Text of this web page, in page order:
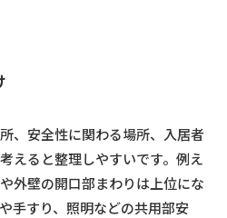
、安全性に関わる場所、入居者
えると整理しやすいです。例え
外壁の開口部まわりは上位にな
手すり、照明などの共用部安